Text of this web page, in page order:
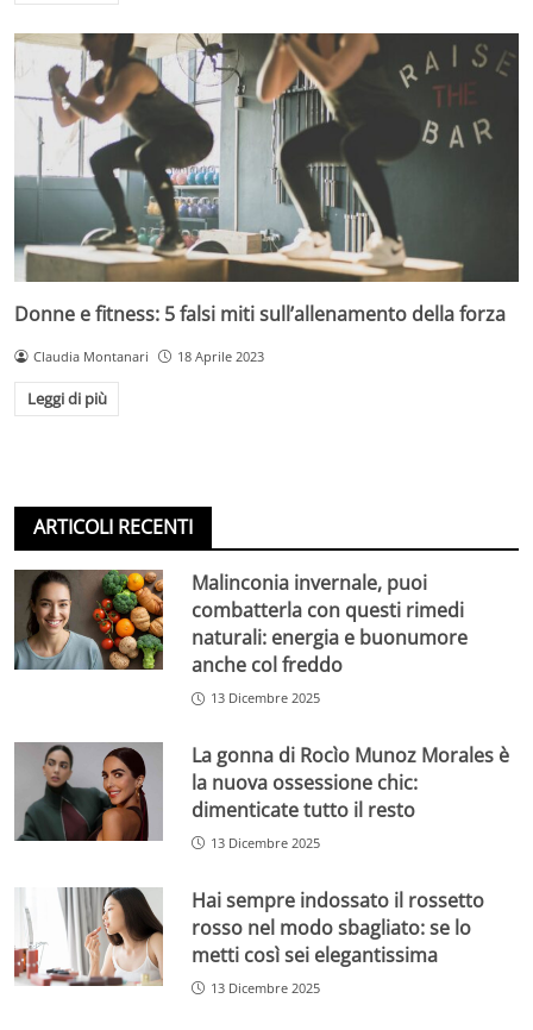
Donne e fitness: 5 falsi miti sull’allenamento della forza
Claudia Montanari 18 Aprile 2023
Leggi di più
ARTICOLI RECENTI
Malinconia invernale, puoi
combatterla con questi rimedi
naturali: energia e buonumore
anche col freddo
13 Dicembre 2025
La gonna di Rocìo Munoz Morales è
la nuova ossessione chic:
dimenticate tutto il resto
13 Dicembre 2025
Hai sempre indossato il rossetto
rosso nel modo sbagliato: se lo
metti così sei elegantissima
13 Dicembre 2025